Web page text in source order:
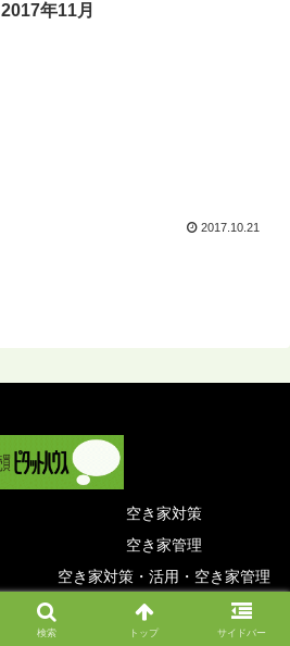
2017年11月
2017.10.21
空き家対策
空き家管理
空き家対策・活用・空き家管理
© 2014 .
検索 トップ サイドバー